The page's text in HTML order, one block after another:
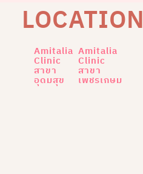
LOCATION
Amitalia
Clinic
สาขา
อุดมสุข
Amitalia
Clinic
สาขา
เพชรเกษม